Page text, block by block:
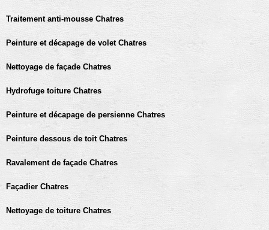
Traitement anti-mousse Chatres
Peinture et décapage de volet Chatres
Nettoyage de façade Chatres
Hydrofuge toiture Chatres
Peinture et décapage de persienne Chatres
Peinture dessous de toit Chatres
Ravalement de façade Chatres
Façadier Chatres
Nettoyage de toiture Chatres